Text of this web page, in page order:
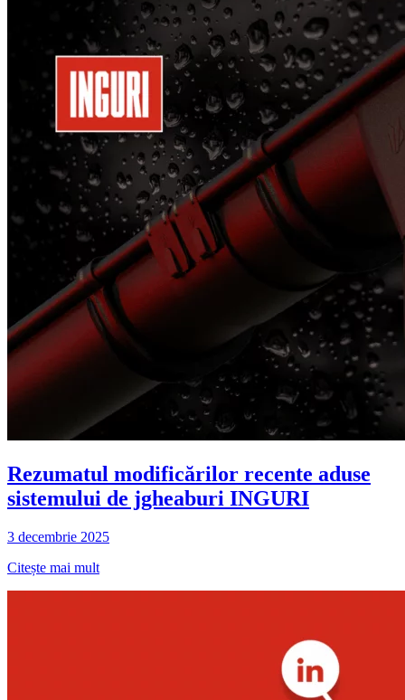
Rezumatul modificărilor recente aduse
sistemului de jgheaburi INGURI
3 decembrie 2025
Citește mai mult